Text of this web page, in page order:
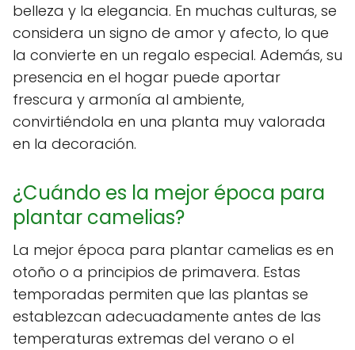
belleza y la elegancia. En muchas culturas, se
considera un signo de amor y afecto, lo que
la convierte en un regalo especial. Además, su
presencia en el hogar puede aportar
frescura y armonía al ambiente,
convirtiéndola en una planta muy valorada
en la decoración.
¿Cuándo es la mejor época para
plantar camelias?
La mejor época para plantar camelias es en
otoño o a principios de primavera. Estas
temporadas permiten que las plantas se
establezcan adecuadamente antes de las
temperaturas extremas del verano o el